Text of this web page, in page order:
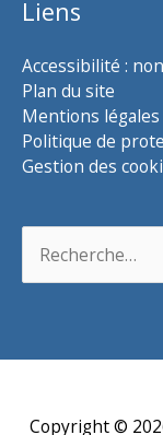
Liens
Accessibilité :
Plan du site
Mentions légales
Politique de
Gestion des
Copyright ©